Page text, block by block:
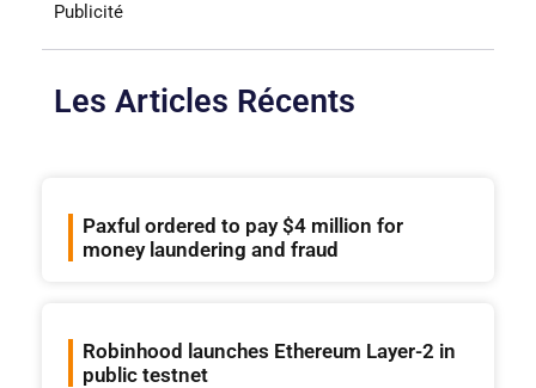
Publicité
Les Articles Récents
Paxful ordered to pay $4 million for
money laundering and fraud
Robinhood launches Ethereum Layer-2 in
public testnet